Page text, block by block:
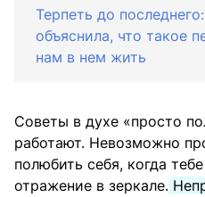
Терпеть до
объяснила, что такое
нам в нем жить
Советы в духе «просто
работают. Невозможно
полюбить себя, когда
отражение в зеркале.